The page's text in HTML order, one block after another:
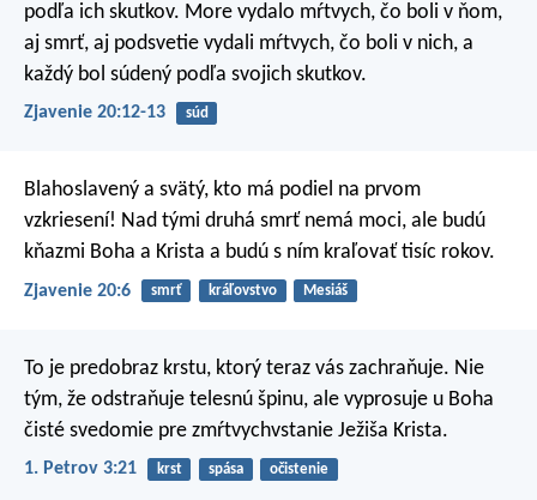
podľa ich skutkov. More vydalo mŕtvych, čo boli v ňom,
aj smrť, aj podsvetie vydali mŕtvych, čo boli v nich, a
každý bol súdený podľa svojich skutkov.
Zjavenie 20:12-13 súd
Blahoslavený a svätý, kto má podiel na prvom
vzkriesení! Nad tými druhá smrť nemá moci, ale budú
kňazmi Boha a Krista a budú s ním kraľovať tisíc rokov.
Zjavenie 20:6 smrť kráľovstvo Mesiáš
To je predobraz krstu, ktorý teraz vás zachraňuje. Nie
tým, že odstraňuje telesnú špinu, ale vyprosuje u Boha
čisté svedomie pre zmŕtvychvstanie Ježiša Krista.
1. Petrov 3:21 krst spása očistenie